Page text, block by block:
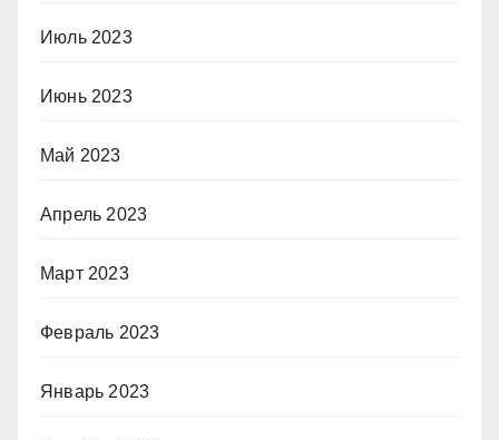
Июль 2023
Июнь 2023
Май 2023
Апрель 2023
Март 2023
Февраль 2023
Январь 2023